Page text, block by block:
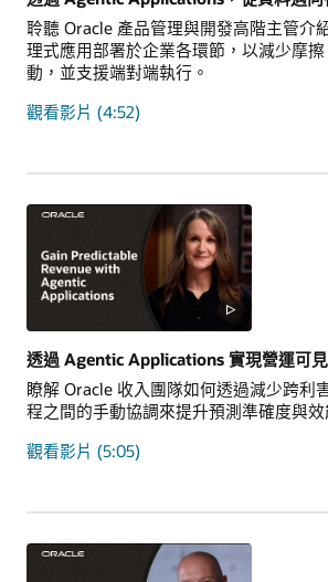
聆聽 Oracle 產品管理與開發高階主管介
理式應用部署於企業各環節，以減少摩
動，並支援端對端執行。
觀看影片 (4:52)
透過 Agentic Applications 實現營運可
瞭解 Oracle 收入團隊如何透過減少跨利
程之間的手動協調來提升預測準確度與效
觀看影片 (5:05)